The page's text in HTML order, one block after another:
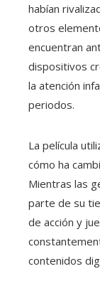
habían
otros
encuentran
dispositivos
la atención
periodos.
La película
cómo ha
Mientras las
parte de su
de acción y
contenidos